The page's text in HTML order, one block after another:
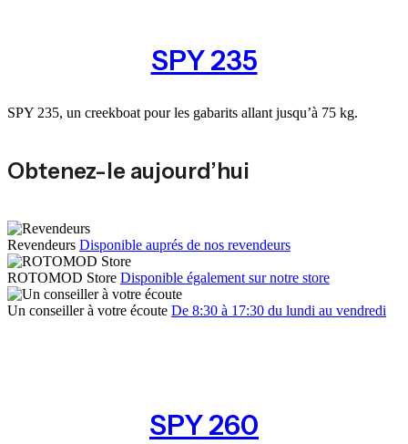
SPY 235
SPY 235, un creekboat pour les gabarits allant jusqu’à 75 kg.
Obtenez-le aujourd’hui
Revendeurs Disponible auprés de nos revendeurs
ROTOMOD Store Disponible également sur notre store
Un conseiller à votre écoute De 8:30 à 17:30 du lundi au vendredi
SPY 260